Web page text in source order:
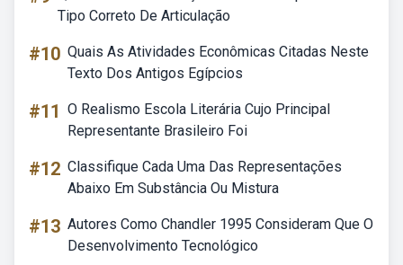
Tipo Correto De Articulação
#10 Quais As Atividades Econômicas Citadas Neste
Texto Dos Antigos Egípcios
#11 O Realismo Escola Literária Cujo Principal
Representante Brasileiro Foi
#12 Classifique Cada Uma Das Representações
Abaixo Em Substância Ou Mistura
#13 Autores Como Chandler 1995 Consideram Que O
Desenvolvimento Tecnológico